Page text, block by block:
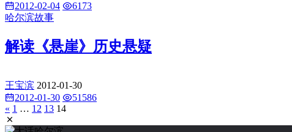
2012-02-04
6173
哈尔滨故事
解读《悬崖》历史悬疑
王宝滨 2012-01-30
2012-01-30
51586
« 1 … 12 13 14